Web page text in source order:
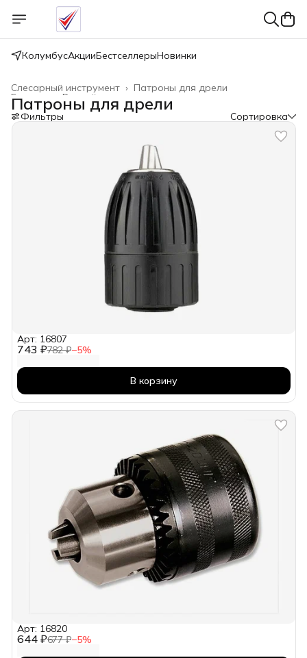
КолумбусАкцииБестселлерыНовинки
Патроны для дрели
Слесарный инструмент ›
Ручной инструмент
Главная
Патроны для дрели
Фильтры Сортировка
743 ₽782 ₽−5%
Арт: 16807
В корзину
644 ₽677 ₽−5%
Арт: 16820